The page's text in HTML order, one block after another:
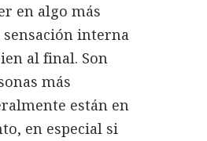
en algo más
sensación interna
al final. Son
más
están en
en especial si